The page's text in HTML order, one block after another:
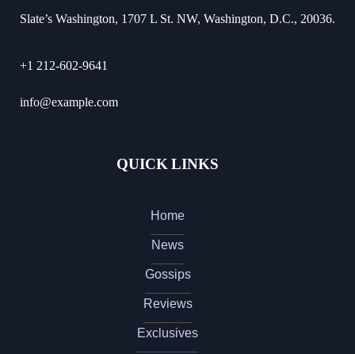
Slate’s Washington, 1707 L St. NW, Washington, D.C., 20036.
+1 212-602-9641
info@example.com
QUICK LINKS
Home
News
Gossips
Reviews
Exclusives